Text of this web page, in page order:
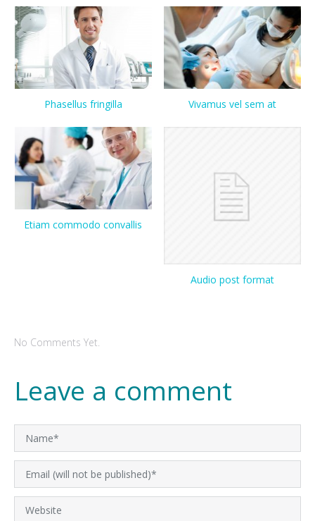
Phasellus fringilla Vivamus vel sem at
Etiam commodo convallis
Audio post format
No Comments Yet.
Leave a comment